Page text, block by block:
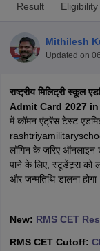
FA1 Exam Time
12th
CBSE 10th
HS Result
CBSE 10th Science
Question
Karnataka SSLC
ExamMP Board
Public School
Schools in Punjab
Result Eligibility
Mithilesh
Updated on
राष्ट्रीय मिलिट्री
Admit Card 2027
में कॉमन एंट्रेंस टेस्ट
लॉगिन के ज़रिए ऑनलाइन
पाने के लिए, स्टूडेंट्स को
और जन्मतिथि डालना होगा।
New: RMS CET
RMS CET Cutoff: